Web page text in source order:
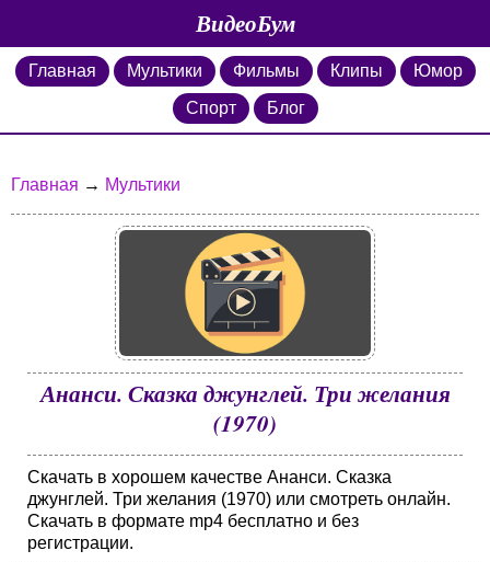
ВидеоБум
Главная Мультики Фильмы Клипы
Юмор
Спорт
Блог
Главная → Мультики
Ананси. Сказка джунглей. Три желания
(1970)
Скачать в хорошем качестве Ананси. Сказка
джунглей. Три желания (1970) или смотреть онлайн.
Скачать в формате mp4 бесплатно и без
регистрации.